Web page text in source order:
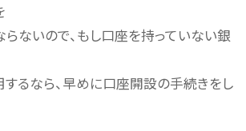
ないので、もし口座を持っていない銀
るなら、早めに口座開設の手続きをし